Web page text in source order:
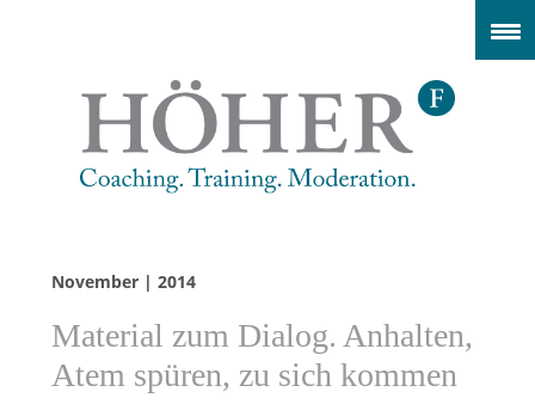
November | 2014
Material zum Dialog. Anhalten,
Atem spüren, zu sich kommen